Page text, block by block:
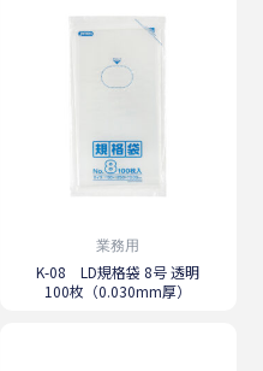
業務用
K-08 LD規格袋 8号 透明
100枚（0.030mm厚）